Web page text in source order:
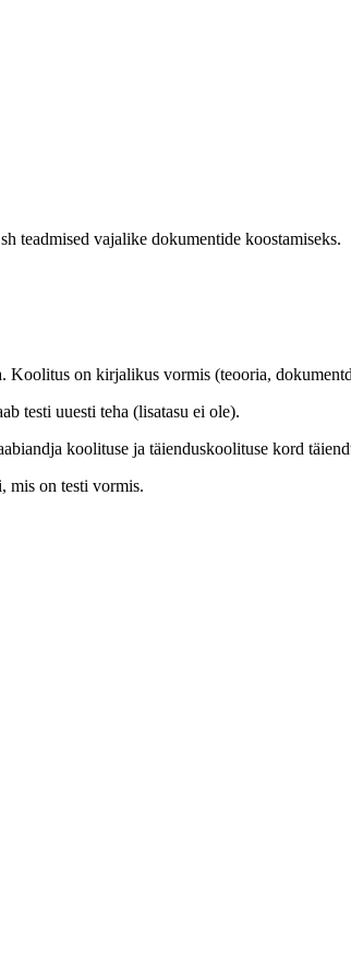
teadmised vajalike dokumentide koostamiseks.
on kirjalikus vormis (teooria,
testi uuesti teha (lisatasu ei ole).
koolituse ja täienduskoolituse kord
mis on testi vormis.